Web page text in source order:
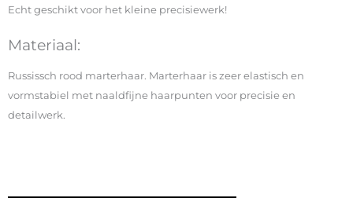
Echt geschikt voor het kleine precisiewerk!
Materiaal:
Russissch rood marterhaar. Marterhaar is zeer elastisch en
vormstabiel met naaldfijne haarpunten voor precisie en
detailwerk.